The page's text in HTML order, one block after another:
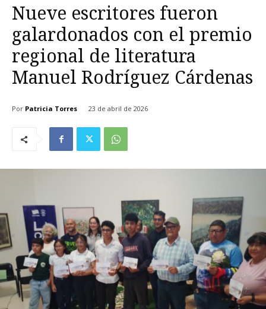
Nueve escritores fueron
galardonados con el premio
regional de literatura
Manuel Rodríguez Cárdenas
Por Patricia Torres 23 de abril de 2026